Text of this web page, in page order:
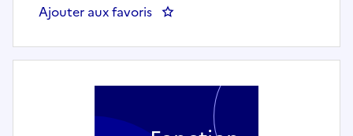
Ajouter aux favoris : Responsable Animation 6-17